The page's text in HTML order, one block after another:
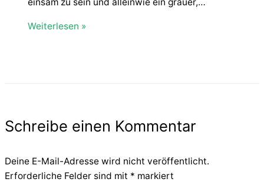
einsam zu sein und alleinwie ein grauer,…
Weiterlesen »
Schreibe einen Kommentar
Deine E-Mail-Adresse wird nicht veröffentlicht.
Erforderliche Felder sind mit * markiert